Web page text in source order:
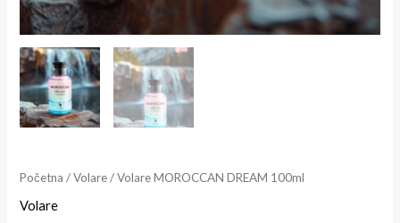
Početna /Volare/ Volare MOROCCAN DREAM 100ml
Volare